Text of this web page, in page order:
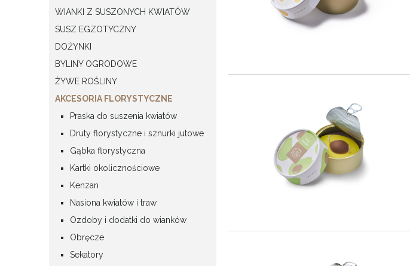
WIANKI Z SUSZONYCH KWIATÓW
SUSZ EGZOTYCZNY
DOŻYNKI
BYLINY OGRODOWE
ŻYWE ROŚLINY
AKCESORIA FLORYSTYCZNE
Praska do suszenia kwiatów
Druty florystyczne i sznurki jutowe
Gąbka florystyczna
Kartki okolicznościowe
Kenzan
Nasiona kwiatów i traw
Ozdoby i dodatki do wianków
Obręcze
Sekatory